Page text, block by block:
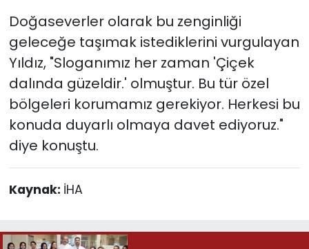
Doğaseverler olarak bu zenginliği
geleceğe taşımak istediklerini vurgulayan
Yıldız, "Sloganımız her zaman 'Çiçek
dalında güzeldir.' olmuştur. Bu tür özel
bölgeleri korumamız gerekiyor. Herkesi bu
konuda duyarlı olmaya davet ediyoruz."
diye konuştu.
Kaynak: İHA